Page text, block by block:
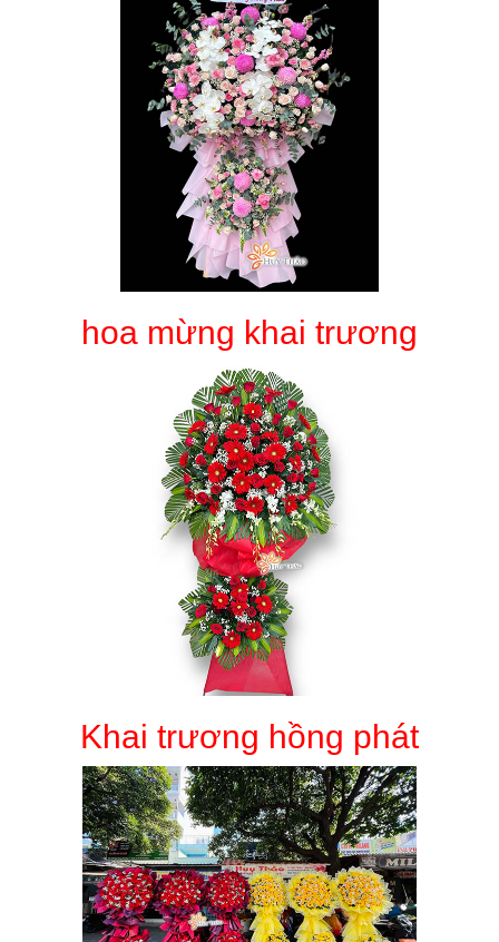
hoa mừng khai trương
Khai trương hồng phát